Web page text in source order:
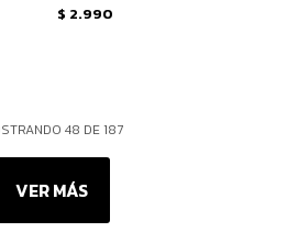
$ 2.990
48 DE187
VER MÁS